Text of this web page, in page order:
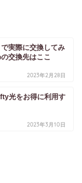
で実際に交換してみ
交換先はここ
2023年2月28日
光をお得に利用す
2023年3月10日